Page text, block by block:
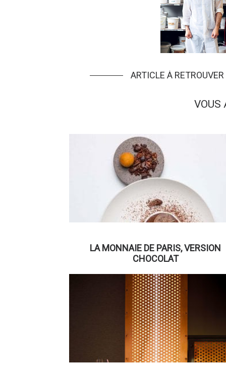
ARTICLE À
VOUS
LA MONNAIE DE PARIS, VERSION
CHOCOLAT